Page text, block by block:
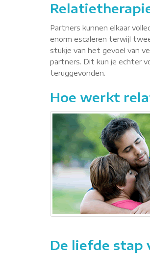
Partners kunnen elkaar
enorm escaleren terwijl
stukje van het gevoel van
partners. Dit kun je echter
teruggevonden.
Hoe werkt
De liefde stap